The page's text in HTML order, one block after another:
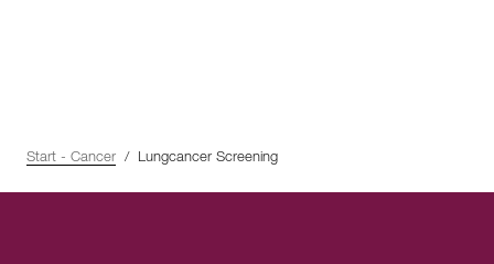
Start - Cancer Lungcancer Screening